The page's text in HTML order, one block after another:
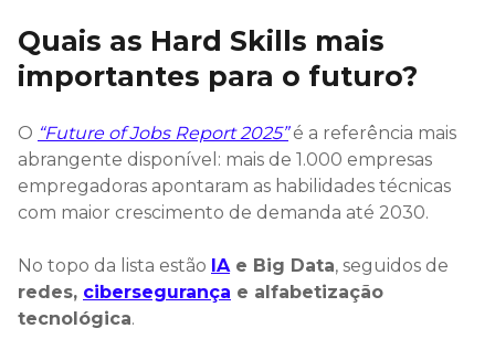
Quais as Hard Skills mais
importantes para o futuro?
O “Future of Jobs Report 2025”é a referência mais
abrangente disponível: mais de 1.000 empresas
empregadoras apontaram as habilidades técnicas
com maior crescimento de demanda até 2030.
No topo da lista estão IAe Big Data, seguidos de
redes, cibersegurança e alfabetização
tecnológica.